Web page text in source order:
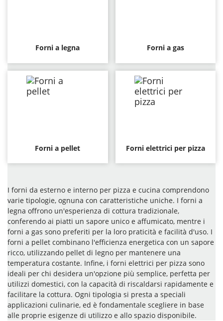
Forni a legna Forni a gas
Forni a pellet Forni elettrici per pizza
I forni da esterno e interno per pizza e cucina comprendono
varie tipologie, ognuna con caratteristiche uniche. I forni a
legna offrono un'esperienza di cottura tradizionale,
conferendo ai piatti un sapore unico e affumicato, mentre i
forni a gas sono preferiti per la loro praticità e facilità d'uso. I
forni a pellet combinano l'efficienza energetica con un sapore
ricco, utilizzando pellet di legno per mantenere una
temperatura costante. Infine, i forni elettrici per pizza sono
ideali per chi desidera un'opzione più semplice, perfetta per
utilizzi domestici, con la capacità di riscaldarsi rapidamente e
facilitare la cottura. Ogni tipologia si presta a speciali
applicazioni culinarie, ed è fondamentale scegliere in base
alle proprie esigenze di utilizzo e allo spazio disponibile.